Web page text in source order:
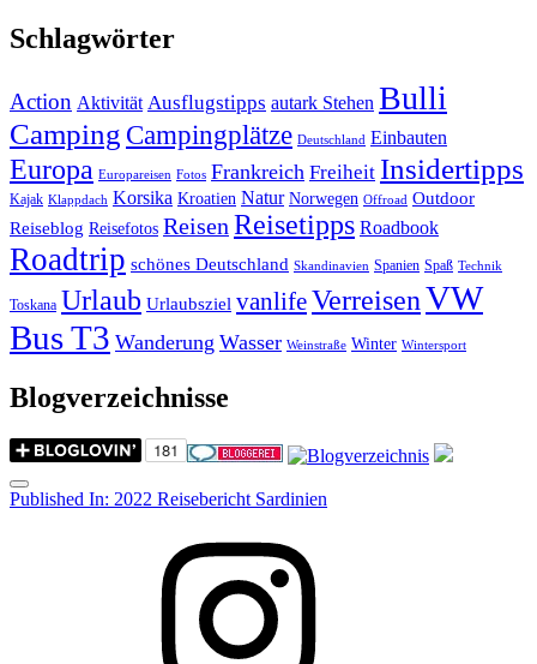
Schlagwörter
Action Aktivität Ausflugstipps autark Stehen Bulli
Camping Campingplätze Deutschland Einbauten
Europa Europareisen Fotos Frankreich Freiheit Insidertipps
Kajak Klappdach Korsika Kroatien Natur Norwegen Offroad Outdoor
Reiseblog Reisefotos ReisenReisetipps Roadbook
Roadtrip schönes Deutschland Skandinavien Spanien Spaß Technik
Toskana Urlaub Urlaubsziel vanlifeVerreisenVW
Bus T3 Wanderung Wasser Weinstraße Winter Wintersport
Blogverzeichnisse
Menu
Post
Published In: 2022 Reisebericht Sardinien